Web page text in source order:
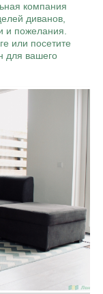
компания
диванов,
и пожелания.
или посетите
для вашего